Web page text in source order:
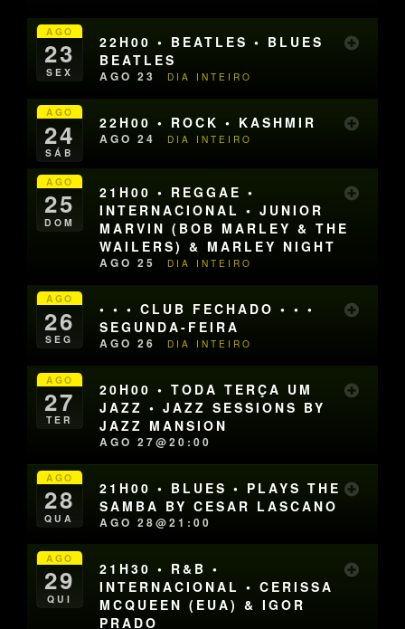
AGO
23
SEX
22H00 • BEATLES • BLUES
BEATLES
AGO 23 DIA INTEIRO
AGO
24
SÁB
22H00 • ROCK • KASHMIR
AGO 24 DIA INTEIRO
AGO
25
DOM
21H00 • REGGAE •
INTERNACIONAL • JUNIOR
MARVIN (BOB MARLEY & THE
WAILERS) & MARLEY NIGHT
AGO 25 DIA INTEIRO
AGO
26
SEG
• • • CLUB FECHADO • • •
SEGUNDA-FEIRA
AGO 26 DIA INTEIRO
AGO
27
TER
20H00 • TODA TERÇA UM
JAZZ • JAZZ SESSIONS BY
JAZZ MANSION
AGO 27@20:00
AGO
28
QUA
21H00 • BLUES • PLAYS THE
SAMBA BY CESAR LASCANO
AGO 28@21:00
AGO
29
QUI
21H30 • R&B •
INTERNACIONAL • CERISSA
MCQUEEN (EUA) & IGOR
PRADO